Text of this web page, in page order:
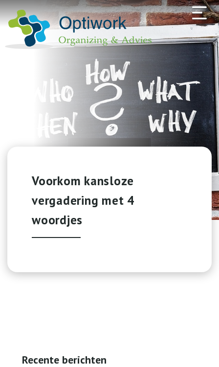
Voorkom kansloze
vergadering met 4
woordjes
Recente berichten